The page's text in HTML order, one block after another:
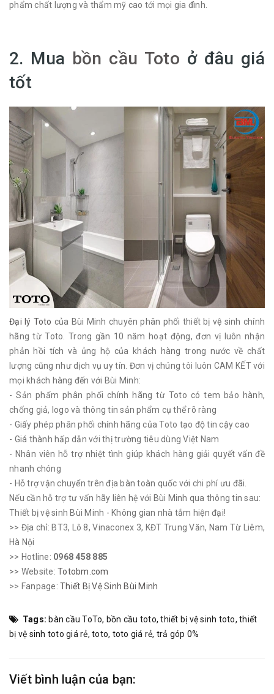
phẩm chất lượng và thẩm mỹ cao tới mọi gia đình.
2. Mua bồn cầu Toto ở đâu giá
tốt
Đại lý Toto của Bùi Minh chuyên phân phối thiết bị vệ sinh chính
hãng từ Toto. Trong gần 10 năm hoạt động, đơn vị luôn nhận
phản hồi tích và ủng hộ của khách hàng trong nước về chất
lượng cũng như dịch vụ uy tín. Đơn vị chúng tôi luôn CAM KẾT với
mọi khách hàng đến với Bùi Minh:
- Sản phẩm phân phối chính hãng từ Toto có tem bảo hành,
chống giả, logo và thông tin sản phẩm cụ thể rõ ràng
- Giấy phép phân phối chính hãng của Toto tạo độ tin cậy cao
- Giá thành hấp dẫn với thị trường tiêu dùng Việt Nam
- Nhân viên hỗ trợ nhiệt tình giúp khách hàng giải quyết vấn đề
nhanh chóng
- Hỗ trợ vận chuyển trên địa bàn toàn quốc với chi phí ưu đãi.
Nếu cần hỗ trợ tư vấn hãy liên hệ với Bùi Minh qua thông tin sau:
Thiết bị vệ sinh Bùi Minh - Không gian nhà tắm hiện đại!
>> Địa chỉ: BT3, Lô 8, Vinaconex 3, KĐT Trung Văn, Nam Từ Liêm,
Hà Nội
>> Hotline: 0968 458 885
>> Website: Totobm.com
>> Fanpage: Thiết Bị Vệ Sinh Bùi Minh
Tags: bàn cầu ToTo, bồn cầu toto,thiết bị vệ sinh toto, thiết
bị vệ sinh toto giá rẻ, toto, toto giá rẻ, trả góp 0%
Viết bình luận của bạn: